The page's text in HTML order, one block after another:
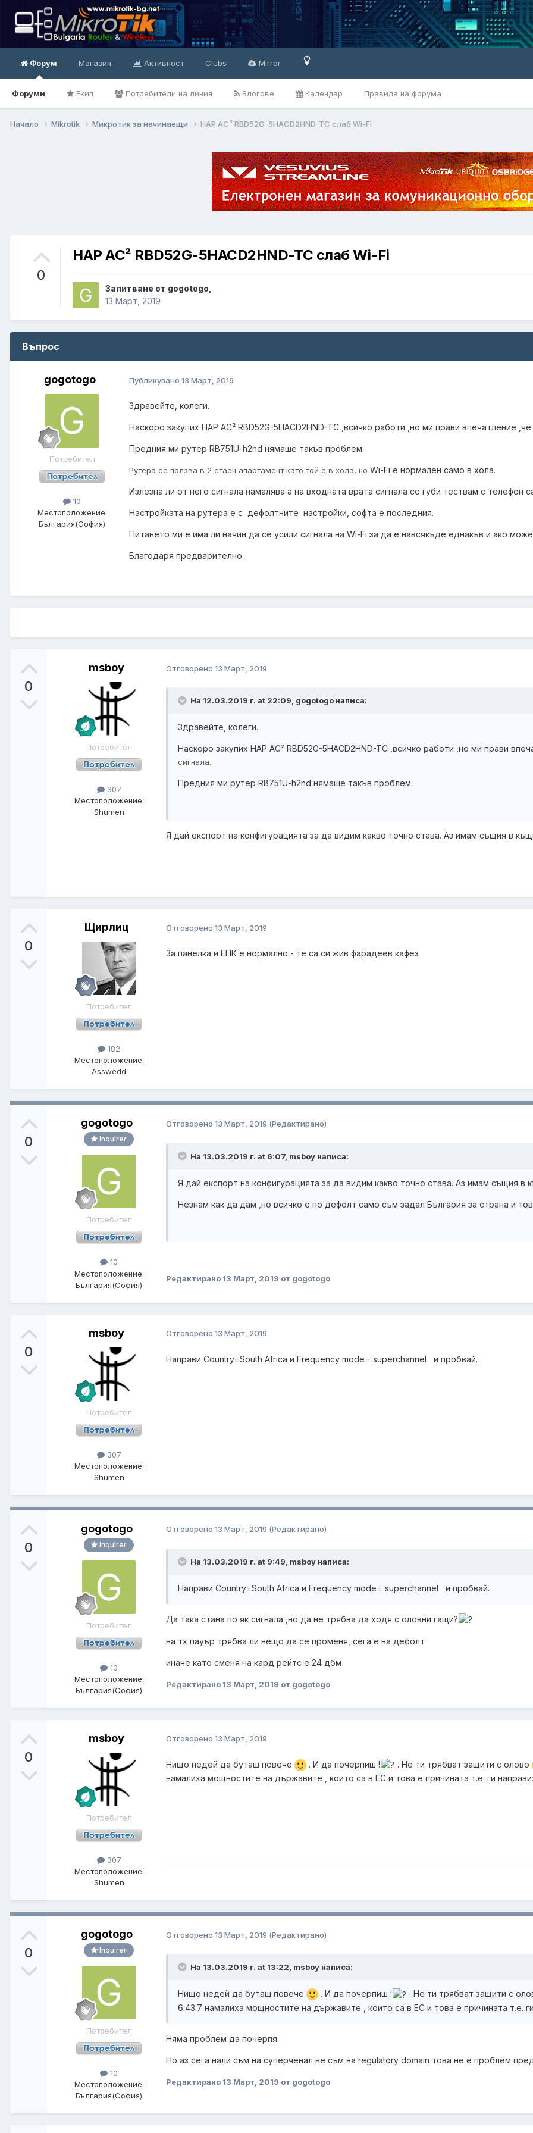
Форум
Форуми Екип Потребители на линия Блогове Календар Правила на форума
Магазин Активност Clubs Mirror
Начало Mikrotik Микротик за начинаещи HAP AC² RBD52G-5HACD2HND-TC слаб Wi-Fi
0
HAP AC² RBD52G-5HACD2HND-TC слаб Wi-Fi
Запитване от gogotogo,
13 Март, 2019
Въпрос
gogotogo
Потребител
10
Местоположение:
България(София)
Публикувано 13 Март, 2019
Здравейте, колеги.
Наскоро закупих HAP AC² RBD52G-5HACD2HND-TC ,всичко работи ,но ми прави впечатление
Предния ми рутер RB751U-h2nd нямаше такъв проблем.
Рутера се ползва в 2 стаен апартамент като той е в хола, но Wi-Fi е нормален само в хола.
Излезна ли от него сигнала намалява а на входната врата сигнала се губи тествам с телефон
Настройката на рутера е с дефолтните настройки, софта е последния.
Питането ми е има ли начин да се усили сигнала на Wi-Fi за да е навсякъде еднакъв и ако
Благодаря предварително.
0
msboy
Потребител
307
Местоположение:
Shumen
Отговорено 13 Март, 2019
На 12.03.2019 г. at 22:09, gogotogo написа:
Здравейте, колеги.
Наскоро закупих HAP AC² RBD52G-5HACD2HND-TC ,всичко работи ,но ми прави
сигнала.
Предния ми рутер RB751U-h2nd нямаше такъв проблем.
Я дай експорт на конфигурацията за да видим какво точно става. Аз имам същия в
0
Щирлиц
Потребител
182
Местоположение:
Asswedd
Отговорено 13 Март, 2019
За панелка и ЕПК е нормално - те са си жив фарадеев кафез
0
gogotogo
Inquirer
Потребител
10
Местоположение:
България(София)
Отговорено 13 Март, 2019 (Редактирано)
На 13.03.2019 г. at 6:07, msboy написа:
Я дай експорт на конфигурацията за да видим какво точно става. Аз имам същия в
Незнам как да дам ,но всичко е по дефолт само съм задал България за страна и
Редактирано 13 Март, 2019 от gogotogo
0
msboy
Потребител
307
Местоположение:
Shumen
Отговорено 13 Март, 2019
Направи Country=South Africa и Frequency mode= superchannel и пробвай.
0
gogotogo
Inquirer
Потребител
10
Местоположение:
България(София)
Отговорено 13 Март, 2019 (Редактирано)
На 13.03.2019 г. at 9:49, msboy написа:
Направи Country=South Africa и Frequency mode= superchannel и пробвай.
Да така стана по як сигнала ,но да не трябва да ходя с оловни гащи?
на тх пауър трябва ли нещо да се променя, сега е на дефолт
иначе като сменя на кард рейтс е 24 дбм
Редактирано 13 Март, 2019 от gogotogo
0
msboy
Потребител
307
Местоположение:
Shumen
Отговорено 13 Март, 2019
Нищо недей да буташ повече . И да почерпиш !
. Не ти трябват защити с олово
намалиха мощностите на държавите , които са в ЕС и това е причината т.е. ги
0
gogotogo
Inquirer
Потребител
10
Местоположение:
България(София)
Отговорено 13 Март, 2019 (Редактирано)
На 13.03.2019 г. at 13:22, msboy написа:
Нищо недей да буташ повече . И да почерпиш !
. Не ти трябват защити с
6.43.7 намалиха мощностите на държавите , които са в ЕС и това е причината т.е.
Няма проблем да почерпя.
Но аз сега нали съм на суперченал не съм на regulatory domain това не е проблем
Редактирано 13 Март, 2019 от gogotogo